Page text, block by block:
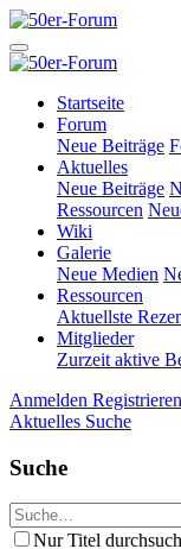
Startseite
Forum
Neue Beiträge
Aktuelles
Neue Beiträge
Ressourcen
Wiki
Galerie
Neue Medien
Ressourcen
Aktuellste
Mitglieder
Zurzeit aktive
Anmelden Registrieren
Aktuelles Suche
Suche
Nur Titel